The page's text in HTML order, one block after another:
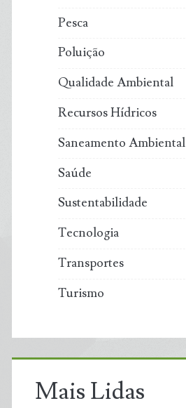
Pesca
Poluição
Qualidade Ambiental
Recursos Hídricos
Saneamento Ambiental
Saúde
Sustentabilidade
Tecnologia
Transportes
Turismo
Mais Lidas